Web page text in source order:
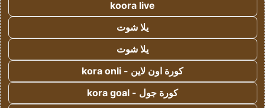
koora live
يلا شوت
يلا شوت
كورة اون لاين - kora onli
كورة جول - kora goal